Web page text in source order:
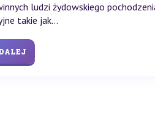
ludzi żydowskiego
takie jak...